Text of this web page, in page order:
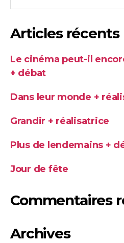
Articles récents
Le cinéma peut-il
+ débat
Dans leur monde +
Grandir + réalisatrice
Plus de lendemains +
Jour de fête
Commentaires
Archives